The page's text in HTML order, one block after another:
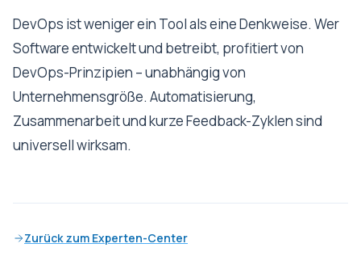
DevOps ist weniger ein Tool als eine Denkweise. Wer
Software entwickelt und betreibt, profitiert von
DevOps-Prinzipien – unabhängig von
Unternehmensgröße. Automatisierung,
Zusammenarbeit und kurze Feedback-Zyklen sind
universell wirksam.
Zurück zum Experten-Center